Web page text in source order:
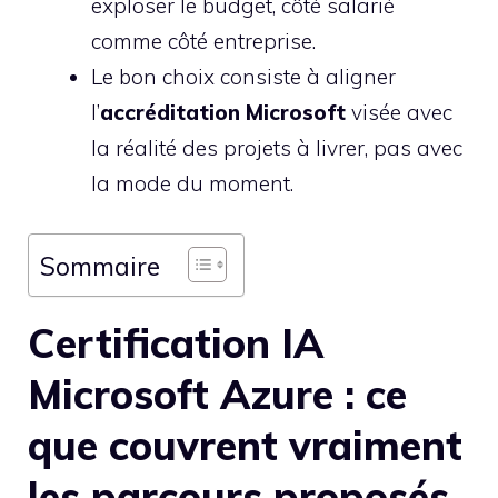
exploser le budget, côté salarié
comme côté entreprise.
Le bon choix consiste à aligner
l’accréditation Microsoft visée avec
la réalité des projets à livrer, pas avec
la mode du moment.
Sommaire
Certification IA
Microsoft Azure : ce
que couvrent vraiment